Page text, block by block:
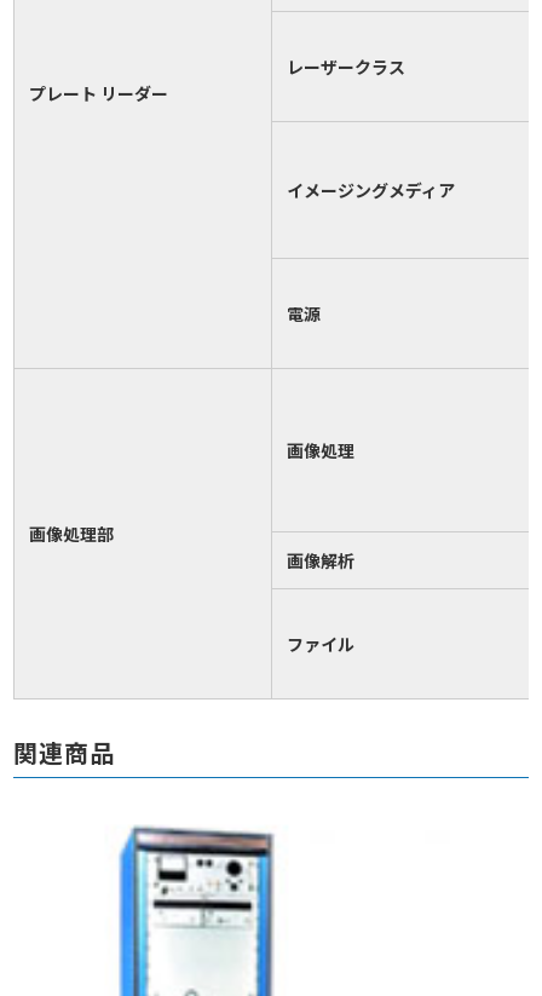
プレート リーダー
レーザークラス
イメージングメディア
電源
画像処理部
画像処理
画像解析
ファイル
関連商品